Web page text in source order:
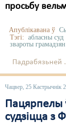
просьбу
Апублікавана ў
Тэгі: абласны суд
звароты грамадзян
Падрабязьней
Чацвер, 25 Кастрычнік
Пацярпелы
судзіцца з